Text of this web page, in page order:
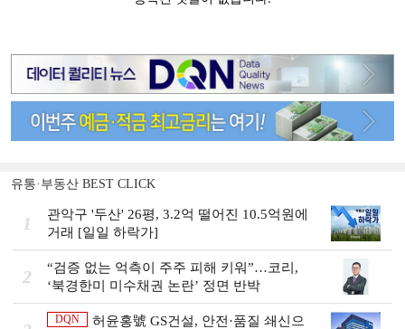
유통·부동산 BEST CLICK
1
관악구 '두산' 26평, 3.2억 떨어진 10.5억원에
거래 [일일 하락가]
2
“검증 없는 억측이 주주 피해 키워”…코리,
‘북경한미 미수채권 논란’ 정면 반박
DQN
허윤홍號 GS건설, 안전·품질 쇄신으